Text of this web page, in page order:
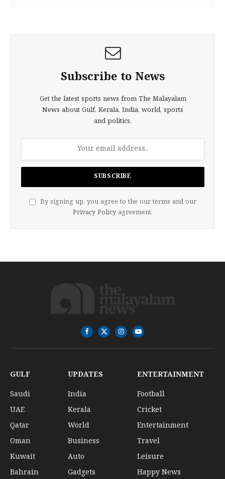
Subscribe to News
Get the latest sports news from The Malayalam
News about Gulf, Kerala, India, world, sports
and politics.
By signing up, you agree to the our terms and our
Privacy Policy agreement.
Facebook
X
(Twitter)
InstagramYouTube
GULF
Saudi
UAE
Qatar
Oman
Kuwait
Bahrain
UPDATES
India
Kerala
World
Business
Auto
Gadgets
ENTERTAINMENT
Football
Cricket
Entertainment
Travel
Leisure
Happy News